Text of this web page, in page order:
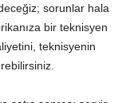
sorunlar hala
bir teknisyen
teknisyenin